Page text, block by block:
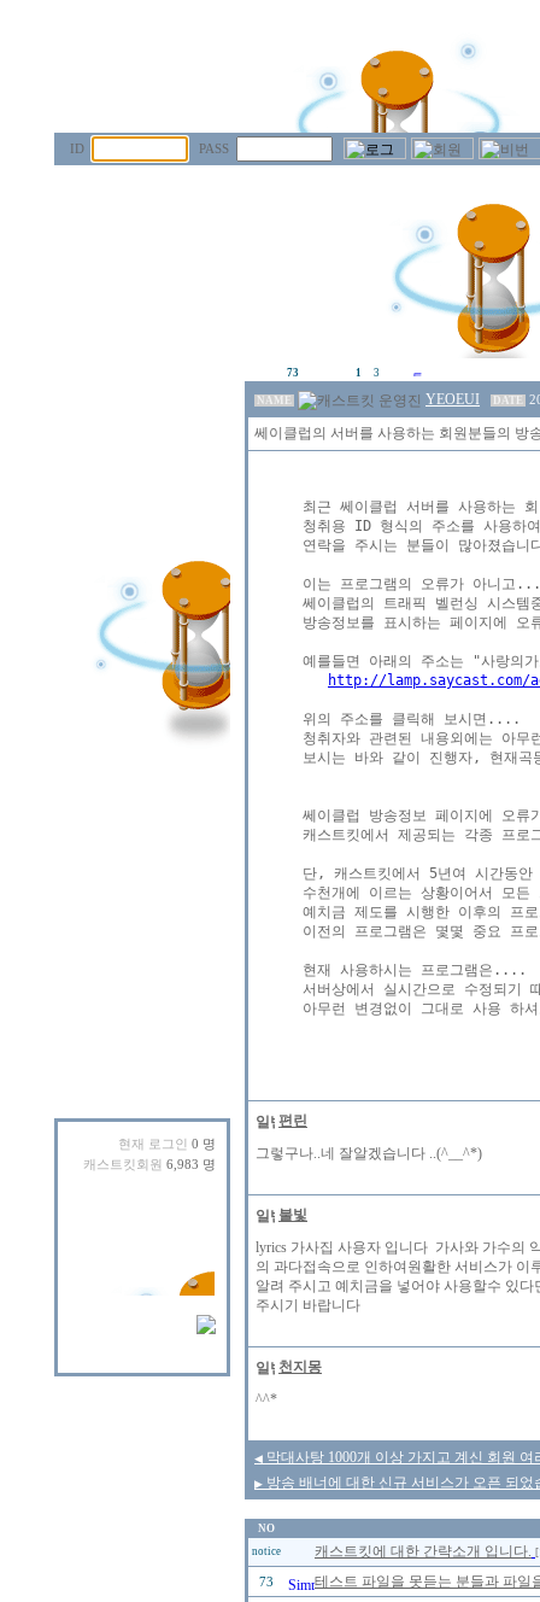
ID PASS
현재 로그인 0 명
캐스트킷회원 6,983 명
73 1 3
NAME YEOEUI DATE
쎄이클럽의 서버를 사용하는 회원분들의 방
최근 쎄이클럽 서버를 사용하는
청취용 ID 형식의 주소를 사용하
연락을 주시는 분들이 많아졌습니
이는 프로그램의 오류가 아니고
쎄이클럽의 트래픽 벨런싱 시스
방송정보를 표시하는 페이지에
http://lamp.saycast.com/
위의 주소를 클릭해 보시면....
청취자와 관련된 내용외에는 아
보시는 바와 같이 진행자, 현재곡
쎄이클럽 방송정보 페이지에 오
캐스트킷에서 제공되는 각종 프로
단, 캐스트킷에서 5년여 시간동
수천개에 이르는 상황이어서 모
예치금 제도를 시행한 이후의 프
이전의 프로그램은 몇몇 중요 프
현재 사용하시는 프로그램은....
서버상에서 실시간으로 수정되
아무런 변경없이 그대로 사용 하
편린
그렇구나..네 잘알겠습니다 ..(^__^*)
불빛
lyrics 가사집 사용자 입니다 가사와 가수의
의 과다접속으로 인하여원활한 서비스가
알려 주시고 예치금을 넣어야 사용할수 있
주시기 바랍니다
천지몽
^^*
◀ 막대사탕 1000개 이상 가지고 계신 회원
▶ 방송 배너에 대한 신규 서비스가 오픈 되었
NO
notice
캐스트킷에 대한 간략소개 입니다.
73 테스트 파일을 못듣는 분들과 파